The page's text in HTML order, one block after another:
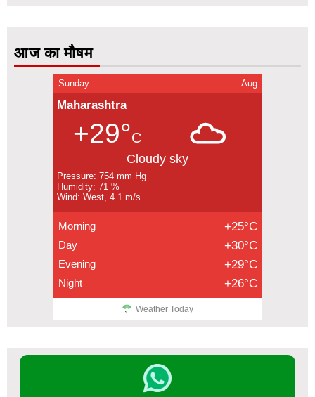
आज का मौषम
Sunday Aug
Maharashtra
+29°C
Cloudy sky
Pressure: 754 mm Hg
Humidity: 71 %
Wind: West, 4.1 m/s
Morning +25°C
Day +30°C
Evening +29°C
Night +26°C
Weather Today